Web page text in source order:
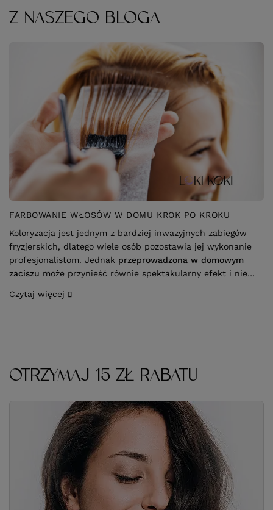
Z NASZEGO BLOGA
FARBOWANIE WŁOSÓW W DOMU KROK PO KROKU
Koloryzacja jest jednym z bardziej inwazyjnych zabiegów
fryzjerskich, dlatego wiele osób pozostawia jej wykonanie
profesjonalistom. Jednak przeprowadzona w domowym
zaciszu może przynieść równie spektakularny efekt i nie
sukcesu jest stosowanie się do wskazówek ekspertów
Czytaj więcej
OTRZYMAJ 15 ZŁ RABATU